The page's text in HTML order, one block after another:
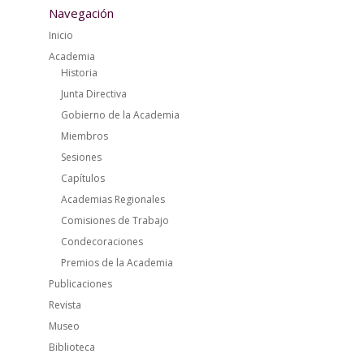
Navegación
Inicio
Academia
Historia
Junta Directiva
Gobierno de la Academia
Miembros
Sesiones
Capítulos
Academias Regionales
Comisiones de Trabajo
Condecoraciones
Premios de la Academia
Publicaciones
Revista
Museo
Biblioteca